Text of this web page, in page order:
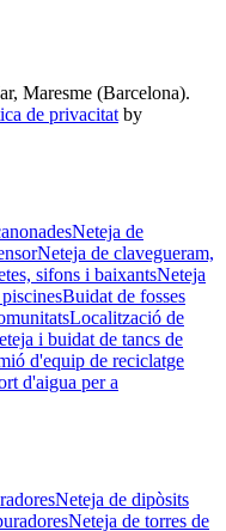
Maresme (Barcelona).
de privacitat by
Neteja de
Neteja de clavegueram,
sifons i baixantsNeteja
Buidat de fosses
Localització de
i buidat de tancs de
d'equip de reciclatge
d'aigua per a
Neteja de dipòsits
Neteja de torres de